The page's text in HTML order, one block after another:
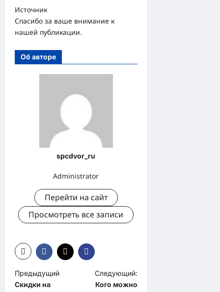
Источник
Спасибо за ваше внимание к
нашей публикации.
Об авторе
spcdvor_ru
Administrator
Перейти на сайт
Просмотреть все записи
Н
Предыдущий
Скидки на
Следующий:
Кого можно